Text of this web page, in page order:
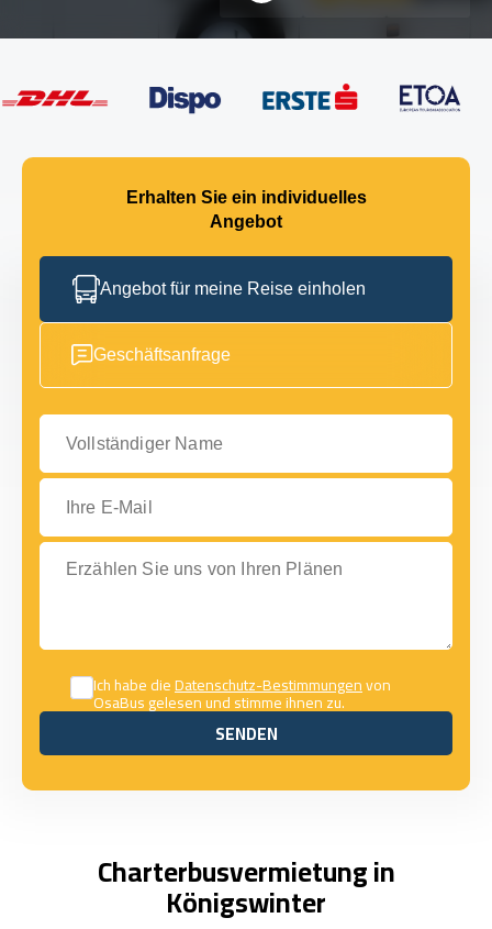
Erhalten Sie ein individuelles
Angebot
Angebot für meine Reise einholen
Geschäftsanfrage
Vollständiger Name
Ihre E-Mail
Erzählen Sie uns von Ihren Plänen
Ich habe dieDatenschutz-Bestimmungenvon
OsaBus gelesen und stimme ihnen zu.
SENDEN
SENDEN
Charterbusvermietung in
Königswinter